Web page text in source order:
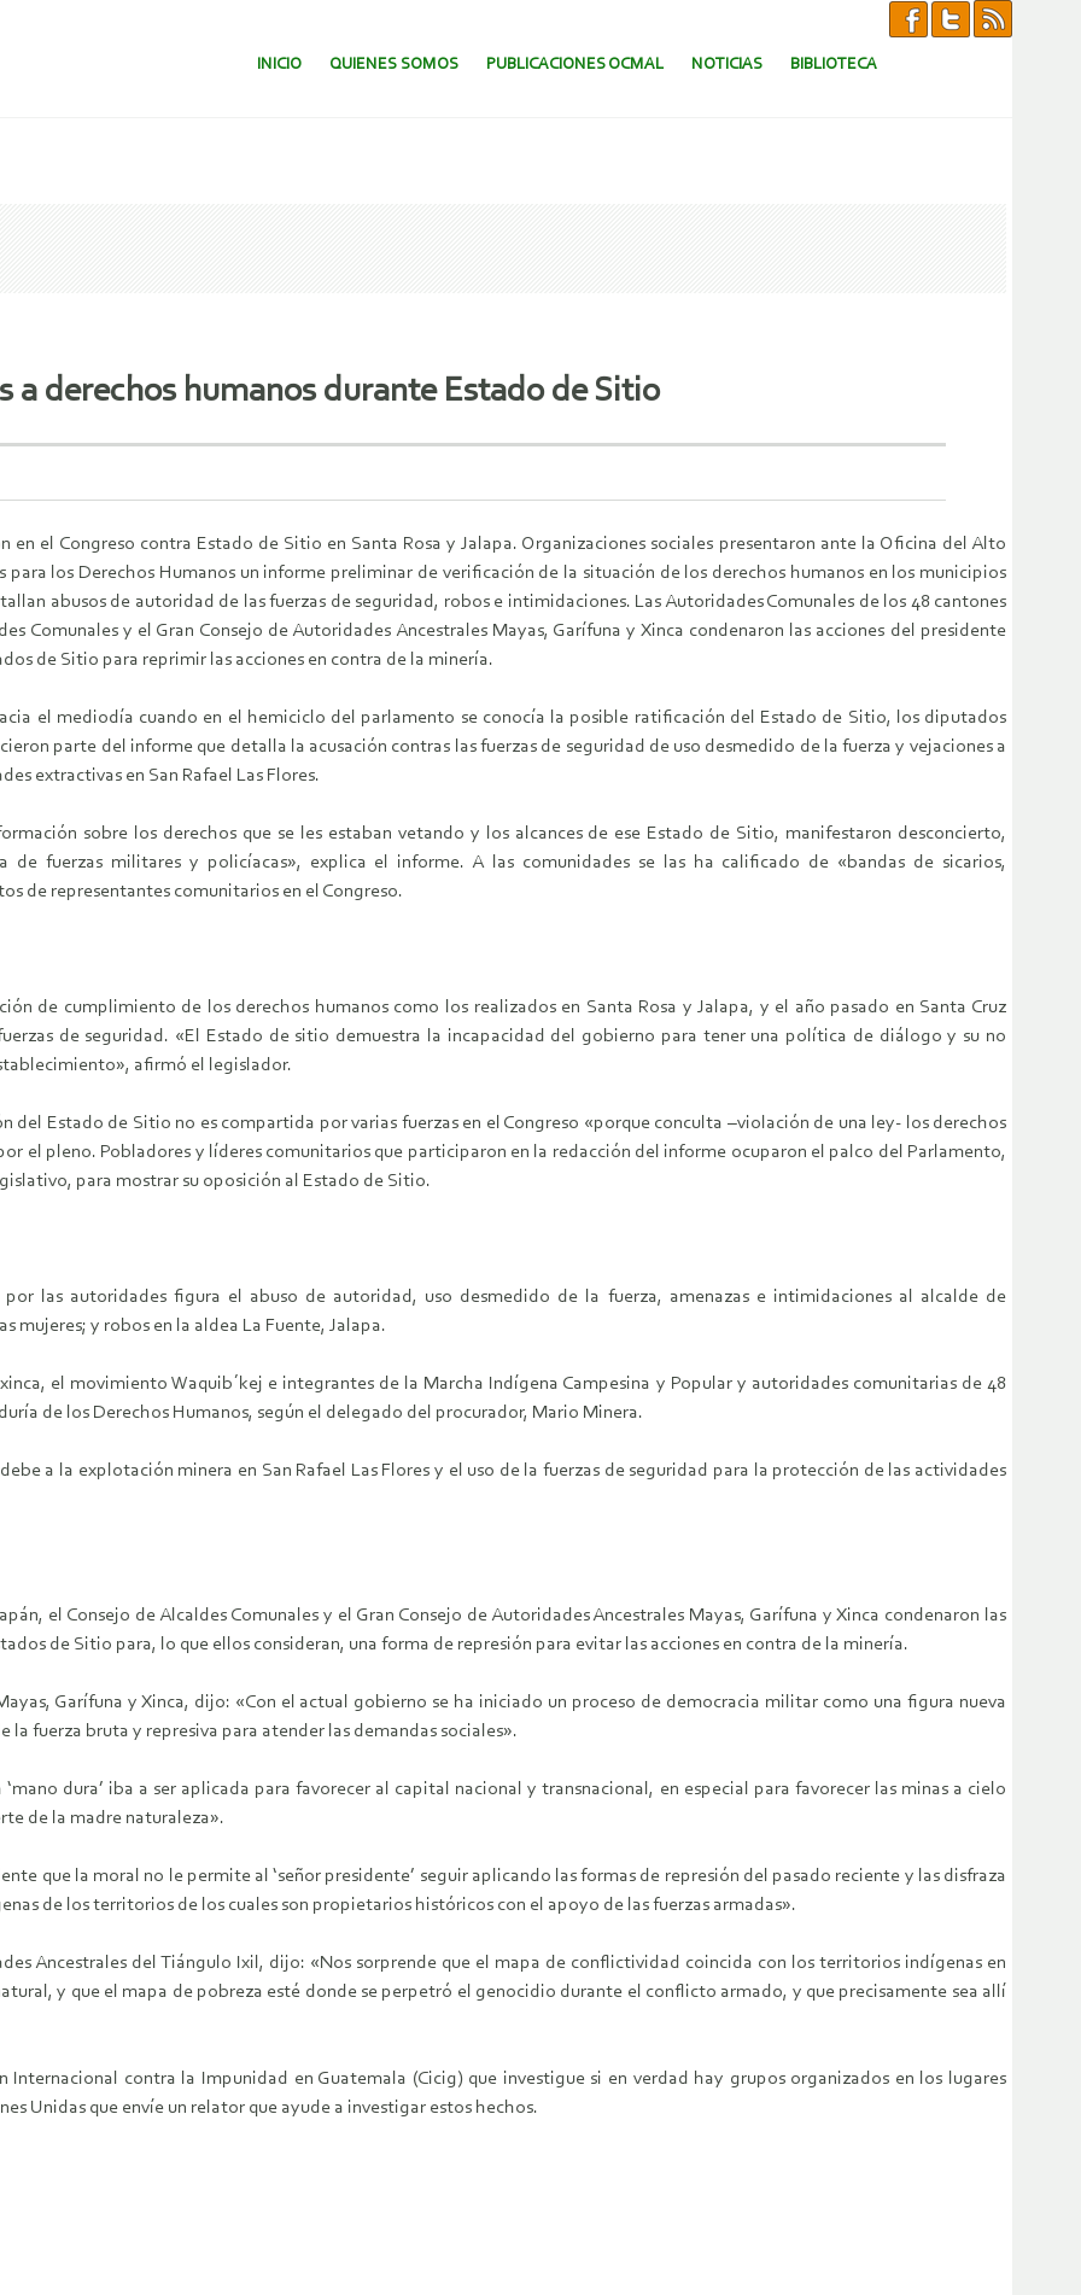
SALTAR AL CONTENIDO.
INICIO QUIENES SOMOS PUBLICACIONES OCMAL NOTICIAS BIBLIOTECA
a derechos humanos durante Estado de Sitio
en el Congreso contra Estado de Sitio en Santa Rosa y Jalapa. Organizaciones sociales presentaron ante la Oficina del Alto
para los Derechos Humanos un informe preliminar de verificación de la situación de los derechos humanos en los municipios
abusos de autoridad de las fuerzas de seguridad, robos e intimidaciones. Las Autoridades Comunales de los 48 cantones
Comunales y el Gran Consejo de Autoridades Ancestrales Mayas, Garífuna y Xinca condenaron las acciones del presidente
de Sitio para reprimir las acciones en contra de la minería.
el mediodía cuando en el hemiciclo del parlamento se conocía la posible ratificación del Estado de Sitio, los diputados
parte del informe que detalla la acusación contras las fuerzas de seguridad de uso desmedido de la fuerza y vejaciones a
extractivas en San Rafael Las Flores.
sobre los derechos que se les estaban vetando y los alcances de ese Estado de Sitio, manifestaron desconcierto,
de fuerzas militares y policíacas», explica el informe. A las comunidades se las ha calificado de «bandas de sicarios,
de representantes comunitarios en el Congreso.
de cumplimiento de los derechos humanos como los realizados en Santa Rosa y Jalapa, y el año pasado en Santa Cruz
de seguridad. «El Estado de sitio demuestra la incapacidad del gobierno para tener una política de diálogo y su no
afirmó el legislador.
del Estado de Sitio no es compartida por varias fuerzas en el Congreso «porque conculta –violación de una ley- los derechos
el pleno. Pobladores y líderes comunitarios que participaron en la redacción del informe ocuparon el palco del Parlamento,
para mostrar su oposición al Estado de Sitio.
por las autoridades figura el abuso de autoridad, uso desmedido de la fuerza, amenazas e intimidaciones al alcalde de
mujeres; y robos en la aldea La Fuente, Jalapa.
el movimiento Waquib´kej e integrantes de la Marcha Indígena Campesina y Popular y autoridades comunitarias de 48
de los Derechos Humanos, según el delegado del procurador, Mario Minera.
a la explotación minera en San Rafael Las Flores y el uso de la fuerzas de seguridad para la protección de las actividades
el Consejo de Alcaldes Comunales y el Gran Consejo de Autoridades Ancestrales Mayas, Garífuna y Xinca condenaron las
de Sitio para, lo que ellos consideran, una forma de represión para evitar las acciones en contra de la minería.
Garífuna y Xinca, dijo: «Con el actual gobierno se ha iniciado un proceso de democracia militar como una figura nueva
fuerza bruta y represiva para atender las demandas sociales».
dura’ iba a ser aplicada para favorecer al capital nacional y transnacional, en especial para favorecer las minas a cielo
de la madre naturaleza».
que la moral no le permite al ‘señor presidente’ seguir aplicando las formas de represión del pasado reciente y las disfraza
de los territorios de los cuales son propietarios históricos con el apoyo de las fuerzas armadas».
Ancestrales del Tiángulo Ixil, dijo: «Nos sorprende que el mapa de conflictividad coincida con los territorios indígenas en
y que el mapa de pobreza esté donde se perpetró el genocidio durante el conflicto armado, y que precisamente sea allí
Internacional contra la Impunidad en Guatemala (Cicig) que investigue si en verdad hay grupos organizados en los lugares
Unidas que envíe un relator que ayude a investigar estos hechos.